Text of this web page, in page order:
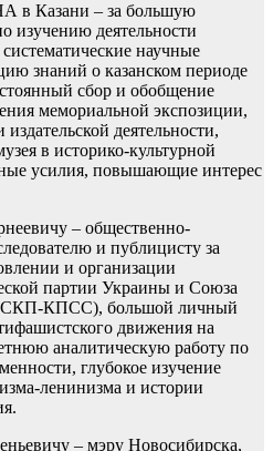
Казани – за большую
изучению деятельности
научные
знаний о казанском периоде
сбор и обобщение
мемориальной экспозиции,
деятельности,
в историко-культурной
усилия, повышающие интерес
– общественно-
и публицисту за
и организации
партии Украины и Союза
(СКП-КПСС), большой личный
движения на
аналитическую работу по
глубокое изучение
ленинизма и истории
– мэру Новосибирска,